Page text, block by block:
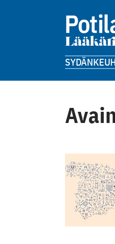
SYDÄN